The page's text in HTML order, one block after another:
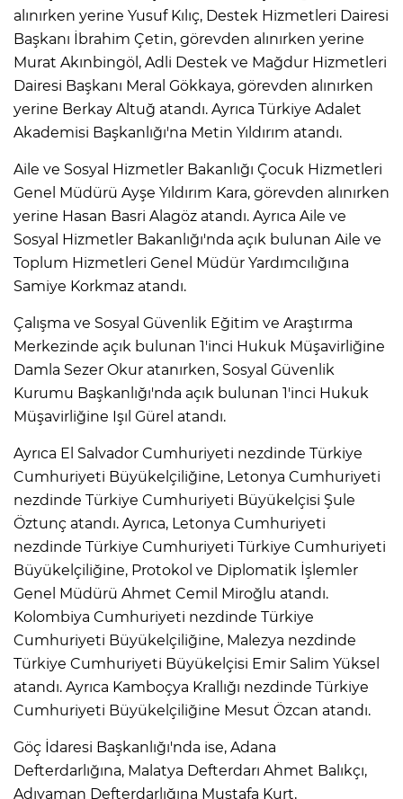
alınırken yerine Yusuf Kılıç, Destek Hizmetleri Dairesi
Başkanı İbrahim Çetin, görevden alınırken yerine
Murat Akınbingöl, Adli Destek ve Mağdur Hizmetleri
Dairesi Başkanı Meral Gökkaya, görevden alınırken
yerine Berkay Altuğ atandı. Ayrıca Türkiye Adalet
Akademisi Başkanlığı'na Metin Yıldırım atandı.
Aile ve Sosyal Hizmetler Bakanlığı Çocuk Hizmetleri
Genel Müdürü Ayşe Yıldırım Kara, görevden alınırken
yerine Hasan Basri Alagöz atandı. Ayrıca Aile ve
Sosyal Hizmetler Bakanlığı'nda açık bulunan Aile ve
Toplum Hizmetleri Genel Müdür Yardımcılığına
Samiye Korkmaz atandı.
Çalışma ve Sosyal Güvenlik Eğitim ve Araştırma
Merkezinde açık bulunan 1'inci Hukuk Müşavirliğine
Damla Sezer Okur atanırken, Sosyal Güvenlik
Kurumu Başkanlığı'nda açık bulunan 1'inci Hukuk
Müşavirliğine Işıl Gürel atandı.
Ayrıca El Salvador Cumhuriyeti nezdinde Türkiye
Cumhuriyeti Büyükelçiliğine, Letonya Cumhuriyeti
nezdinde Türkiye Cumhuriyeti Büyükelçisi Şule
Öztunç atandı. Ayrıca, Letonya Cumhuriyeti
nezdinde Türkiye Cumhuriyeti Türkiye Cumhuriyeti
Büyükelçiliğine, Protokol ve Diplomatik İşlemler
Genel Müdürü Ahmet Cemil Miroğlu atandı.
Kolombiya Cumhuriyeti nezdinde Türkiye
Cumhuriyeti Büyükelçiliğine, Malezya nezdinde
Türkiye Cumhuriyeti Büyükelçisi Emir Salim Yüksel
atandı. Ayrıca Kamboçya Krallığı nezdinde Türkiye
Cumhuriyeti Büyükelçiliğine Mesut Özcan atandı.
Göç İdaresi Başkanlığı'nda ise, Adana
Defterdarlığına, Malatya Defterdarı Ahmet Balıkçı,
Adıyaman Defterdarlığına Mustafa Kurt,